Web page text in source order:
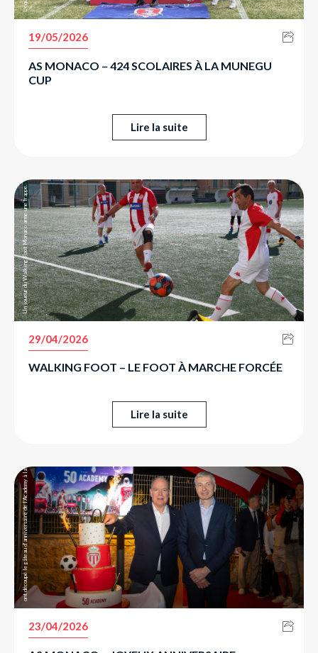
19/05/2026
AS MONACO – 424 SCOLAIRES À LA MUNEGU
CUP
Lire la suite
Un joueur du Walking Foot Monaco arme une frappe.
29/04/2026
WALKING FOOT – LE FOOT À MARCHE FORCÉE
Lire la suite
ont découpé le gâteau d’anniversaire de l’Academy à la Diagonale.
23/04/2026